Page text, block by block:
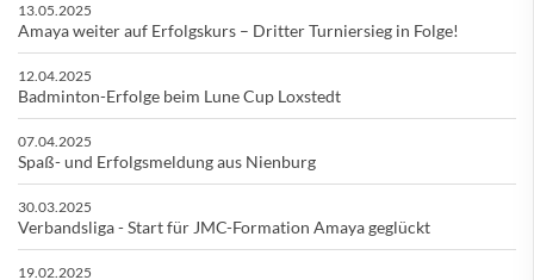
13.05.2025
Amaya weiter auf Erfolgskurs – Dritter Turniersieg in Folge!
12.04.2025
Badminton-Erfolge beim Lune Cup Loxstedt
07.04.2025
Spaß- und Erfolgsmeldung aus Nienburg
30.03.2025
Verbandsliga - Start für JMC-Formation Amaya geglückt
19.02.2025